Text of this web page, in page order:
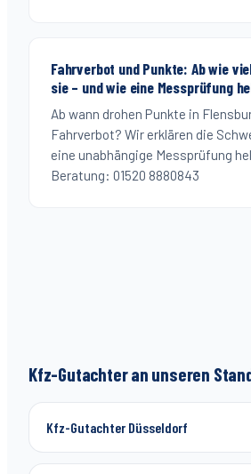
Fahrverbot und Punkte: Ab wie
sie – und wie eine Messprüfung
Ab wann drohen Punkte in
Fahrverbot? Wir erklären die
eine unabhängige Messprüfung
Beratung: 01520 8880843
Kfz-Gutachter an unseren
Kfz-Gutachter Düsseldorf